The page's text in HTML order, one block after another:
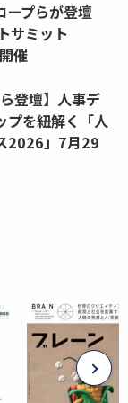
ープらが登壇
サミット
催
登壇】人事デ
プを紐解く「人
2026」7月29